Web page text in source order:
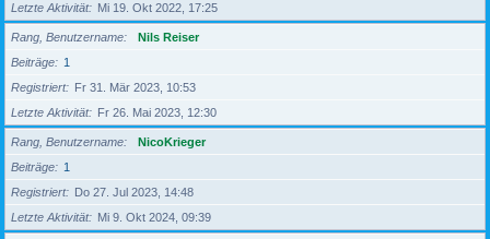
Letzte Aktivität
Mi 19. Okt 2022, 17:25
Rang, Benutzername
Nils Reiser
Beiträge
1
Registriert
Fr 31. Mär 2023, 10:53
Letzte Aktivität
Fr 26. Mai 2023, 12:30
Rang, Benutzername
NicoKrieger
Beiträge
1
Registriert
Do 27. Jul 2023, 14:48
Letzte Aktivität
Mi 9. Okt 2024, 09:39